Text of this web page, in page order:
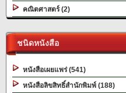
คณิตศาสตร์ (2)
ชนิดหนังสือ
หนังสือเผยแพร่ (541)
หนังสือลิขสิทธิ์สำนักพิมพ์ (188)